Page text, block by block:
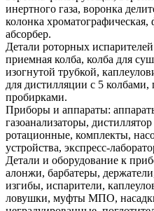
инертного газа, воронка
колонка хроматографическая,
абсорбер.
Детали роторных
приемная колба, колба для
изогнутой трубкой,
для дистилляции с 5 колбами,
пробирками.
Приборы и аппараты:
газоанализаторы,
ротационные, комплекты,
устройства, экспресс-
Детали и оборудование к
алонжи, барбатеры,
изгибы, испарители,
ловушки, муфты МПО,